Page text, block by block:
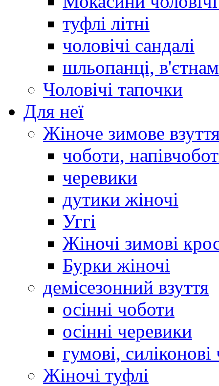
туфлі літні
чоловічі сандалі
шльопанці,
Чоловічі тапочки
Для неї
Жіноче зимове
чоботи,
черевики
дутики жіночі
Уггі
Жіночі зимові
Бурки жіночі
демісезонний взуття
осінні чоботи
осінні черевики
гумові,
Жіночі туфлі